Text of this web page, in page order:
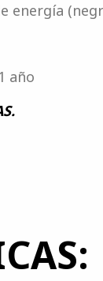
energía
año